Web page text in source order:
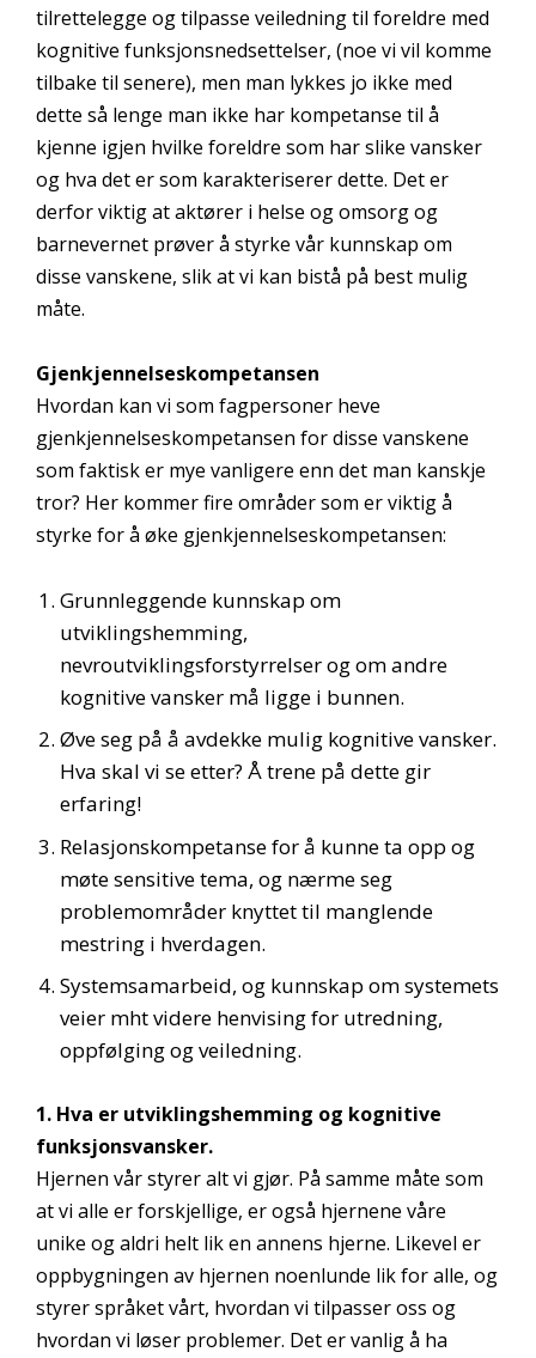
tilrettelegge og tilpasse veiledning til foreldre med
kognitive funksjonsnedsettelser, (noe vi vil komme
tilbake til senere), men man lykkes jo ikke med
dette så lenge man ikke har kompetanse til å
kjenne igjen hvilke foreldre som har slike vansker
og hva det er som karakteriserer dette. Det er
derfor viktig at aktører i helse og omsorg og
barnevernet prøver å styrke vår kunnskap om
disse vanskene, slik at vi kan bistå på best mulig
måte.
Gjenkjennelseskompetansen
Hvordan kan vi som fagpersoner heve
gjenkjennelseskompetansen for disse vanskene
som faktisk er mye vanligere enn det man kanskje
tror? Her kommer fire områder som er viktig å
styrke for å øke gjenkjennelseskompetansen:
Grunnleggende kunnskap om
utviklingshemming,
nevroutviklingsforstyrrelser og om andre
kognitive vansker må ligge i bunnen.
Øve seg på å avdekke mulig kognitive vansker.
Hva skal vi se etter? Å trene på dette gir
erfaring!
Relasjonskompetanse for å kunne ta opp og
møte sensitive tema, og nærme seg
problemområder knyttet til manglende
mestring i hverdagen.
Systemsamarbeid, og kunnskap om systemets
veier mht videre henvising for utredning,
oppfølging og veiledning.
1. Hva er utviklingshemming og kognitive
funksjonsvansker.
Hjernen vår styrer alt vi gjør. På samme måte som
at vi alle er forskjellige, er også hjernene våre
unike og aldri helt lik en annens hjerne. Likevel er
oppbygningen av hjernen noenlunde lik for alle, og
styrer språket vårt, hvordan vi tilpasser oss og
hvordan vi løser problemer. Det er vanlig å ha